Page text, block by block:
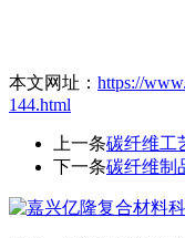
本文网址： https://
144.html
上一条碳纤维工
下一条碳纤维制